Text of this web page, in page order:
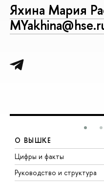
Яхина Мария
О ВЫШКЕ
Цифры и факты
Руководство и структура